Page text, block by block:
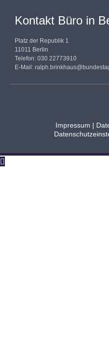
Kontakt Büro in
Platz der Republik 1
11011 Berlin
Telefon: 030 22773910
E-Mail:
Impressum |